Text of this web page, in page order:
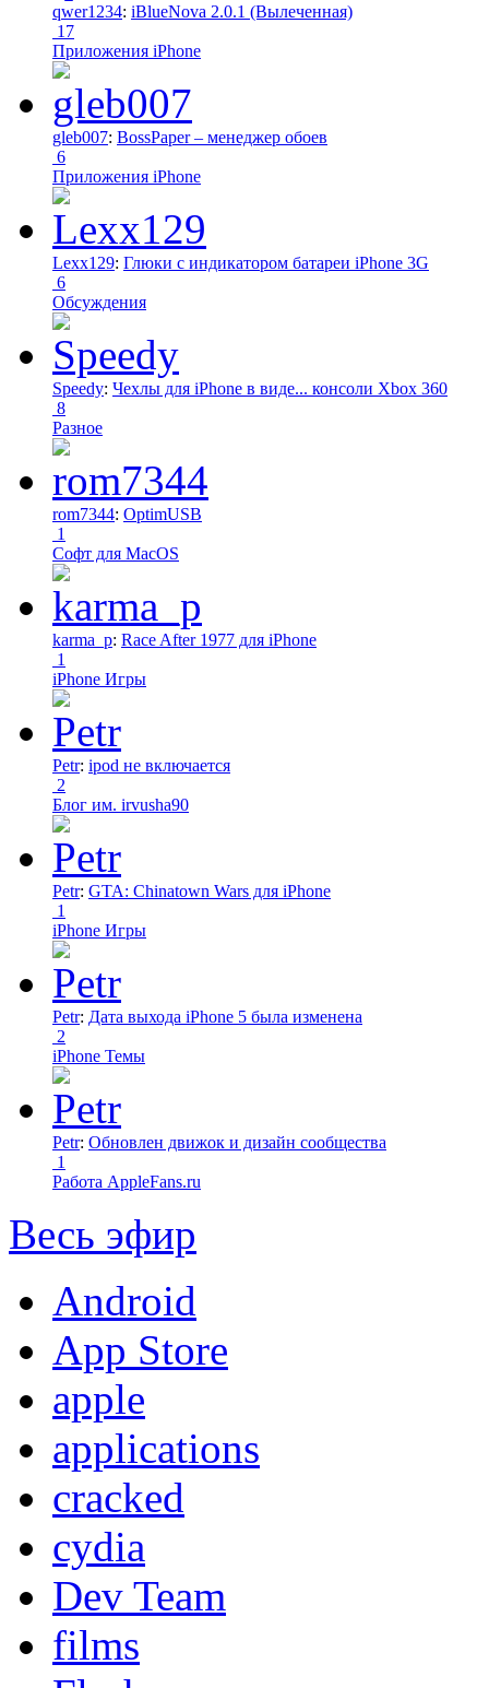
qwer1234: iBlueNova 2.0.1 (Вылеченная)
17
Приложения iPhone
gleb007: BossPaper – менеджер обоев
6
Приложения iPhone
Lexx129: Глюки с индикатором батареи iPhone 3G
6
Обсуждения
Speedy: Чехлы для iPhone в виде... консоли Xbox 360
8
Разное
rom7344: OptimUSB
1
Софт для MacOS
karma_p: Race After 1977 для iPhone
1
iPhone Игры
Petr: ipod не включается
2
Блог им. irvusha90
Petr: GTA: Chinatown Wars для iPhone
1
iPhone Игры
Petr: Дата выхода iPhone 5 была изменена
2
iPhone Темы
Petr: Обновлен движок и дизайн сообщества
1
Работа AppleFans.ru
Весь эфир
Android
App Store
apple
applications
cracked
cydia
Dev Team
films